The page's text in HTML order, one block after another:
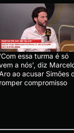
‘Com essa turma é só
a nós’, diz
ao acusar Simões
romper compromisso